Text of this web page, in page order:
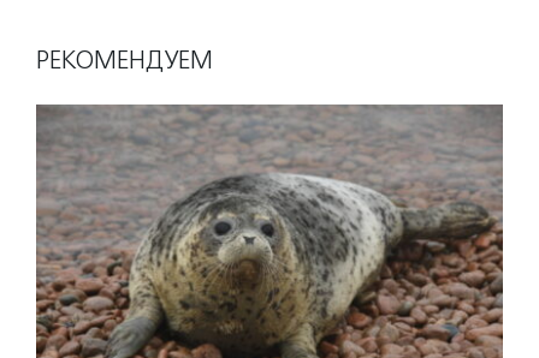
РЕКОМЕНДУЕМ